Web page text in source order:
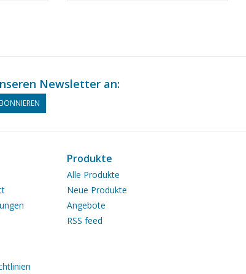
Newsletter an:
Produkte
Alle Produkte
Neue Produkte
Angebote
RSS feed